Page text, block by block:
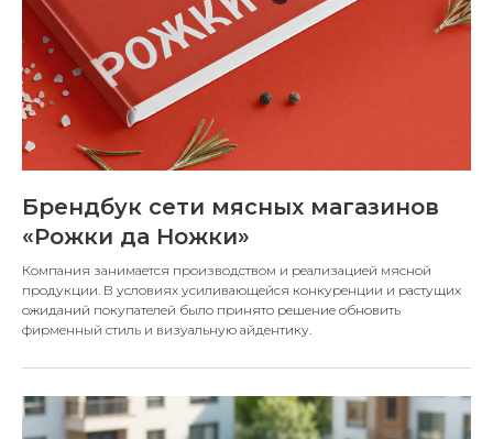
Брендбук сети мясных магазинов
«Рожки да Ножки»
Компания занимается производством и реализацией мясной
продукции. В условиях усиливающейся конкуренции и растущих
ожиданий покупателей было принято решение обновить
фирменный стиль и визуальную айдентику.